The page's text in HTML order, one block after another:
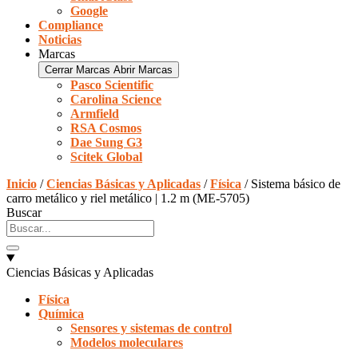
Google
Compliance
Noticias
Marcas
Cerrar Marcas Abrir Marcas
Pasco Scientific
Carolina Science
Armfield
RSA Cosmos
Dae Sung G3
Scitek Global
Inicio /Ciencias Básicas y Aplicadas /Física / Sistema básico de
carro metálico y riel metálico | 1.2 m (ME-5705)
Buscar
Ciencias Básicas y Aplicadas
Física
Química
Sensores y sistemas de control
Modelos moleculares